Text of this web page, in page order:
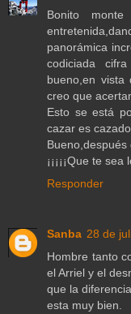
Bonito
panorámica
codiciada
bueno,en vista
creo que
Esto se está
cazar es
Bueno,después
¡¡¡¡¡Que te sea
Responder
Sanba 28 de
Hombre tanto
el Arriel y el
que la
esta muy bien.